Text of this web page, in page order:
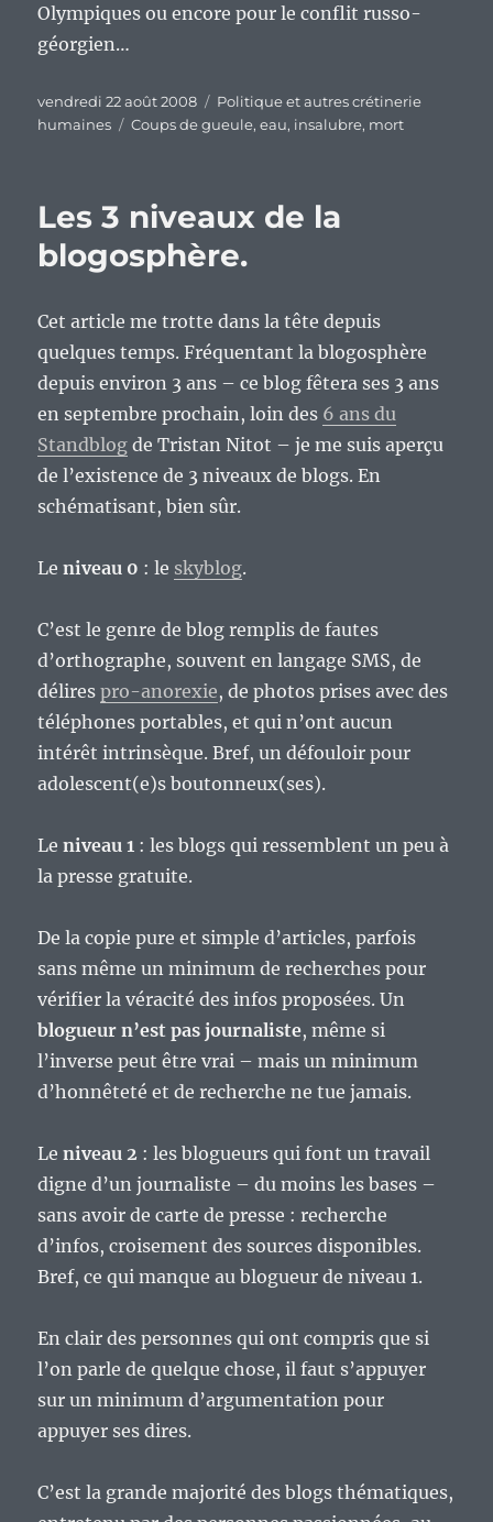
Olympiques ou encore pour le conflit russo-
géorgien…
Publié
le
vendredi 22 août 2008 Catégories
Politique et autres crétinerie
humaines
Étiquettes
Coups de gueule,eau, insalubre, mort
Les 3 niveaux de la
blogosphère.
Cet article me trotte dans la tête depuis
quelques temps. Fréquentant la blogosphère
depuis environ 3 ans – ce blog fêtera ses 3 ans
en septembre prochain, loin des 6 ans du
Standblog de Tristan Nitot – je me suis aperçu
de l’existence de 3 niveaux de blogs. En
schématisant, bien sûr.
Leniveau 0 : le skyblog.
C’est le genre de blog remplis de fautes
d’orthographe, souvent en langage SMS, de
délirespro-anorexie, de photos prises avec des
téléphones portables, et qui n’ont aucun
intérêt intrinsèque. Bref, un défouloir pour
adolescent(e)s boutonneux(ses).
Leniveau 1 : les blogs qui ressemblent un peu à
la presse gratuite.
De la copie pure et simple d’articles, parfois
sans même un minimum de recherches pour
vérifier la véracité des infos proposées. Un
blogueur n’est pas journaliste, même si
l’inverse peut être vrai – mais un minimum
d’honnêteté et de recherche ne tue jamais.
Leniveau 2 : les blogueurs qui font un travail
digne d’un journaliste – du moins les bases –
sans avoir de carte de presse : recherche
d’infos, croisement des sources disponibles.
Bref, ce qui manque au blogueur de niveau 1.
En clair des personnes qui ont compris que si
l’on parle de quelque chose, il faut s’appuyer
sur un minimum d’argumentation pour
appuyer ses dires.
C’est la grande majorité des blogs thématiques,